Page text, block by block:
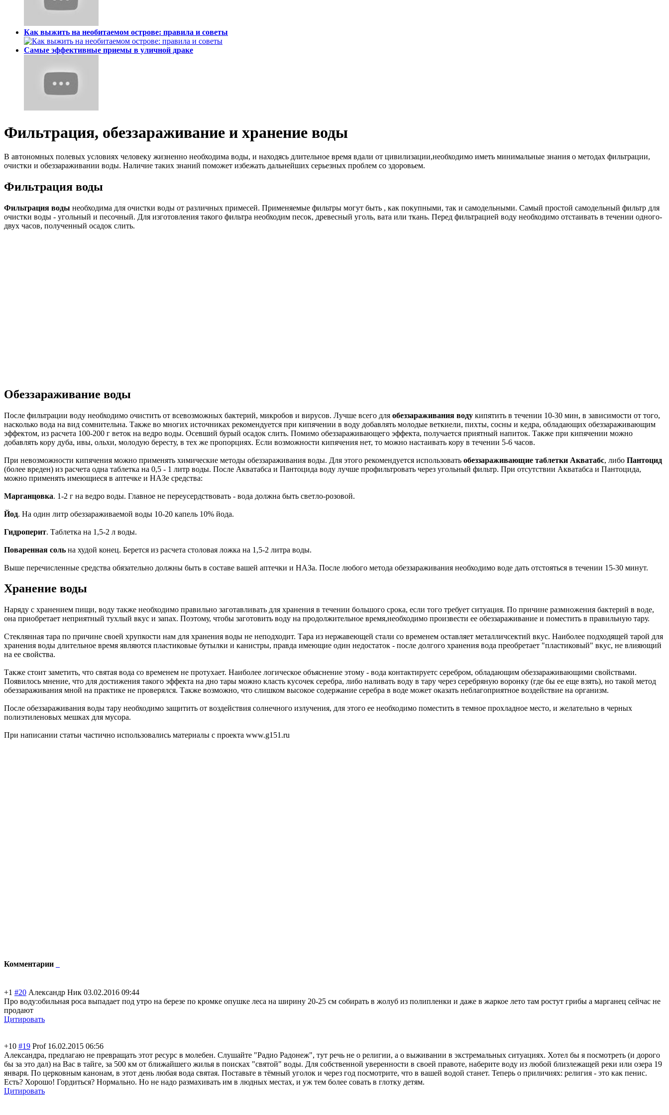
Как выжить на необитаемом острове: правила и советы
Самые эффективные приемы в уличной драке
Фильтрация, обеззараживание и хранение воды
В автономных полевых условиях человеку жизненно необходима воды, и находясь длительное время вдали от цивилизации,необходимо иметь минимальные знания о методах фильтрации,
очистки и обеззараживании воды. Наличие таких знаний поможет избежать дальнейших серьезных проблем со здоровьем.
Фильтрация воды
Фильтрация воды необходима для очистки воды от различных примесей. Применяемые фильтры могут быть , как покупными, так и самодельными. Самый простой самодельный фильтр для
очистки воды - угольный и песочный. Для изготовления такого фильтра необходим песок, древесный уголь, вата или ткань. Перед фильтрацией воду необходимо отстаивать в течении одного-
двух часов, полученный осадок слить.
Обеззараживание воды
После фильтрации воду необходимо очистить от всевозможных бактерий, микробов и вирусов. Лучше всего для обеззараживания воду кипятить в течении 10-30 мин, в зависимости от того,
насколько вода на вид сомнительна. Также во многих источниках рекомендуется при кипячении в воду добавлять молодые веткиели, пихты, сосны и кедра, обладающих обеззараживающим
эффектом, из расчета 100-200 г веток на ведро воды. Осевший бурый осадок слить. Помимо обеззараживающего эффекта, получается приятный напиток. Также при кипячении можно
добавлять кору дуба, ивы, ольхи, молодую бересту, в тех же пропорциях. Если возможности кипячения нет, то можно настаивать кору в течении 5-6 часов.
При невозможности кипячения можно применять химические методы обеззараживания воды. Для этого рекомендуется использовать обеззараживающие таблетки Акватабс, либо Пантоцид
(более вреден) из расчета одна таблетка на 0,5 - 1 литр воды. После Акватабса и Пантоцида воду лучше профильтровать через угольный фильтр. При отсутствии Акватабса и Пантоцида,
можно применять имеющиеся в аптечке и НАЗе средcтва:
Марганцовка. 1-2 г на ведро воды. Главное не переусердствовать - вода должна быть светло-розовой.
Йод. На один литр обеззараживаемой воды 10-20 капель 10% йода.
Гидроперит. Таблетка на 1,5-2 л воды.
Поваренная соль на худой конец. Берется из расчета столовая ложка на 1,5-2 литра воды.
Выше перечисленные средства обязательно должны быть в составе вашей аптечки и НАЗа. После любого метода обеззараживания необходимо воде дать отстояться в течении 15-30 минут.
Хранение воды
Наряду с хранением пищи, воду также необходимо правильно заготавливать для хранения в течении большого срока, если того требует ситуация. По причине размножения бактерий в воде,
она приобретает неприятный тухлый вкус и запах. Поэтому, чтобы заготовить воду на продолжительное время,необходимо произвести ее обеззараживание и поместить в правильную тару.
Стеклянная тара по причине своей хрупкости нам для хранения воды не неподходит. Тара из нержавеющей стали со временем оставляет металличсектий вкус. Наиболее подходящей тарой для
хранения воды длительное время являются пластиковые бутылки и канистры, правда имеющие один недостаток - после долгого хранения вода преобретает "пластиковый" вкус, не влияющий
на ее свойства.
Также стоит заметить, что святая вода со временем не протухает. Наиболее логическое объяснение этому - вода контактируетс серебром, обладающим обеззараживающими свойствами.
Появилось мнение, что для достижения такого эффекта на дно тары можно класть кусочек серебра, либо наливать воду в тару через серебряную воронку (где бы ее еще взять), но такой метод
обеззараживания мной на практике не проверялся. Также возможно, что слишком высокое содержание серебра в воде может оказать неблагоприятное воздействие на организм.
После обеззараживания воды тару необходимо защитить от воздействия солнечного излучения, для этого ее необходимо поместить в темное прохладное место, и желательно в черных
полиэтиленовых мешках для мусора.
При написании статьи частично использовались материалы с проекта www.g151.ru
Комментарии
+1 #20 Александр Ник 03.02.2016 09:44
Про воду:обильная роса выпадает под утро на березе по кромке опушке леса на ширину 20-25 см собирать в жолуб из полипленки и даже в жаркое лето там ростут грибы а марганец сейчас не
продают
Цитировать
+10 #19 Prof 16.02.2015 06:56
Александра, предлагаю не превращать этот ресурс в молебен. Слушайте "Радио Радонеж", тут речь не о религии, а о выживании в экстремальных ситуациях. Хотел бы я посмотреть (и дорого
бы за это дал) на Вас в тайге, за 500 км от ближайшего жилья в поисках "святой" воды. Для собственной уверенности в своей правоте, наберите воду из любой близлежащей реки или озера 19
января. По церковным канонам, в этот день любая вода святая. Поставьте в тёмный уголок и через год посмотрите, что в вашей водой станет. Теперь о приличиях: религия - это как пенис.
Есть? Хорошо! Гордиться? Нормально. Но не надо размахивать им в людных местах, и уж тем более совать в глотку детям.
Цитировать